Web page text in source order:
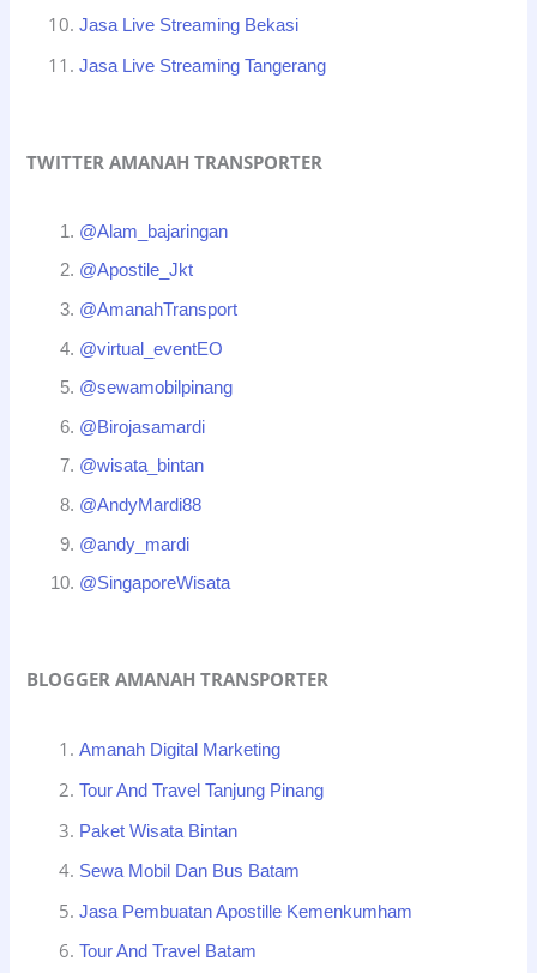
Jasa Live Streaming Bekasi
Jasa Live Streaming Tangerang
TWITTER AMANAH TRANSPORTER
@Alam_bajaringan
@Apostile_Jkt
@AmanahTransport
@virtual_eventEO
@sewamobilpinang
@Birojasamardi
@wisata_bintan
@AndyMardi88
@andy_mardi
@SingaporeWisata
BLOGGER AMANAH TRANSPORTER
Amanah Digital Marketing
Tour And Travel Tanjung Pinang
Paket Wisata Bintan
Sewa Mobil Dan Bus Batam
Jasa Pembuatan Apostille Kemenkumham
Tour And Travel Batam